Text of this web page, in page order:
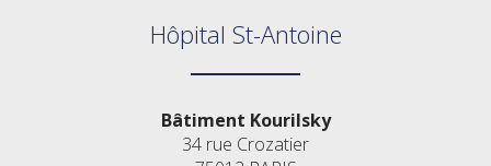
Hôpital St-Antoine
Bâtiment Kourilsky
34 rue Crozatier